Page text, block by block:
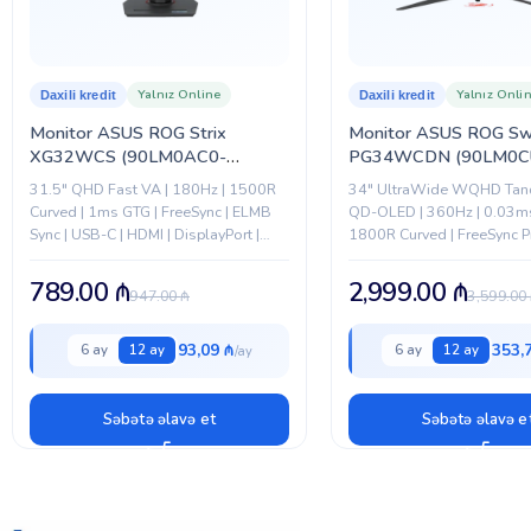
Monitor ASUS ROG Strix
XG32WCS (90LM0AC0-
B01970)
Daxili kredit Yalnız Online
31.5" QHD Fast VA | 180Hz | 1500R
Curved | 1ms GTG | FreeSync | ELMB
Sync | USB-C | HDMI | DisplayPort |
947.00₼
789.00 ₼
6 ay 12 ay 93,09 ₼
Səbətə əlavə et
Monitor ASUS ROG
PG34WCDN
B01971)
Daxili kredit Yalnız
34" UltraWide WQHD
QD-OLED | 360Hz |
1800R Curved | FreeSync
PD) | HDMI | DisplayPort...
3,599.00
2,999.00 ₼
6 ay 12 ay
Səbətə əlavə